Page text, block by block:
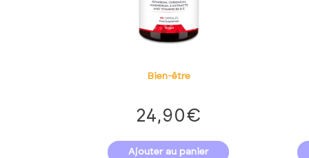
Bien-être
24,90€
Ajouter au panier